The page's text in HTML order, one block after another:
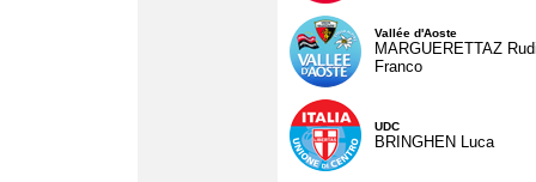
Vallée d'Aoste
MARGUERETTAZ
Franco
UDC
BRINGHEN Luca